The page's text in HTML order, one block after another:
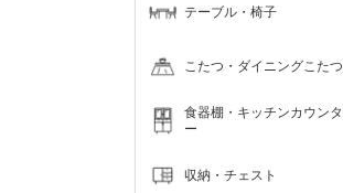
テーブル・椅子
こたつ・ダイニングこたつ
食器棚・キッチンカウンタ
ー
収納・チェスト